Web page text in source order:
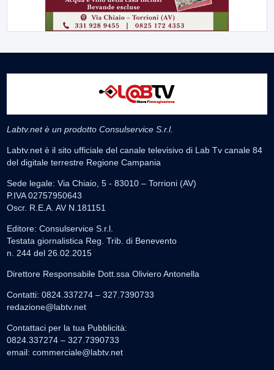
Labtv.net è un prodotto Consulservice S.r.l.
Labtv.net è il sito ufficiale del canale televisivo di Lab Tv canale 84
del digitale terrestre Regione Campania
Sede legale: Via Chiaio, 5 - 83010 – Torrioni (AV)
P.IVA 02757950643
Oscr. R.E.A. AV N.181151
Editore: Consulservice S.r.l.
Testata giornalistica Reg. Trib. di Benevento
n. 244 del 26.02.2015
Direttore Responsabile Dott.ssa Oliviero Antonella
Contatti: 0824.337274 – 327.7390733
redazione@labtv.net
Contattaci per la tua Pubblicità:
0824.337274 – 327.7390733
email: commerciale@labtv.net